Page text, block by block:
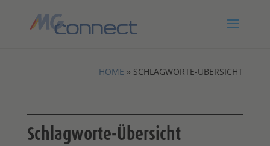
HOME » SCHLAGWORTE-ÜBERSICHT
Schlagworte-Übersicht